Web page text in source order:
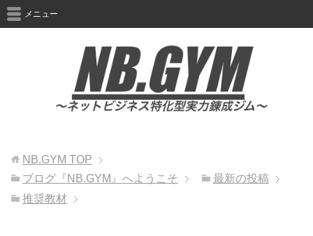
メニュー
NB.GYM TOP
ブログ『NB.GYM』へようこそ
最新の投稿
推奨教材